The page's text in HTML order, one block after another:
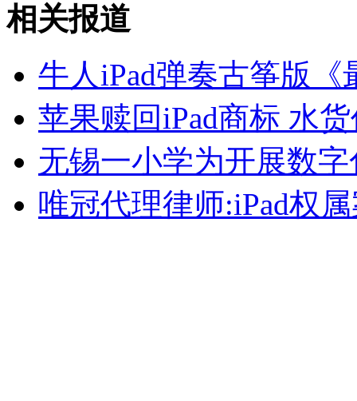
山西运城恶犬咬伤多人 警民合力深夜将其击毙
女孩北京地铁殴打老人 痛下狠手拳打脚踢
相关报道
牛人iPad弹奏古筝版《
苹果赎回iPad商标 水
无锡一小学为开展数
唯冠代理律师:iPad权